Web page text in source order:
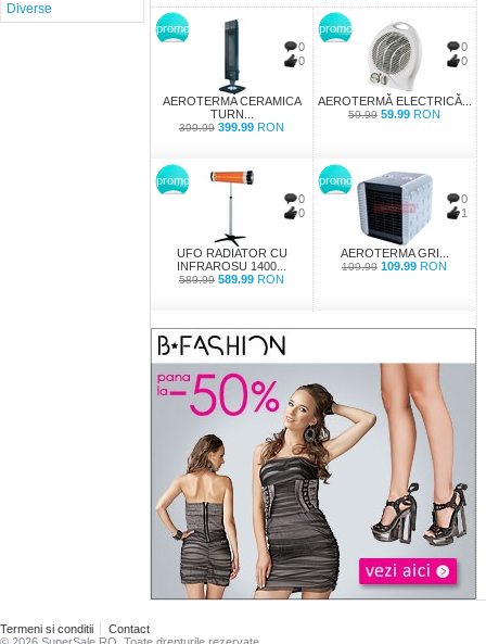
promo
0
0
AEROTERMA CERAMICA
TURN...
399.99 399.99 RON
promo
0
0
AEROTERMĂ ELECTRICĂ...
59.99 59.99 RON
promo
0
0
UFO RADIATOR CU
INFRAROSU 1400...
589.99 589.99 RON
promo
0
1
AEROTERMA GRI...
109.99 109.99 RON
Diverse
Termeni si conditii
Contact